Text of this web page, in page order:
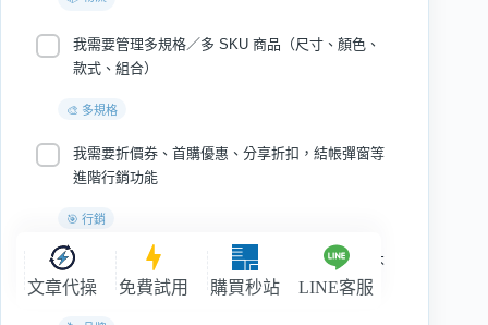
我需要管理多規格／多 SKU 商品（尺寸、顏色、
款式、組合）
我需要折價券、首購優惠、分享折扣，結帳彈窗等
進階行銷功能
我希望消費者結帳時全程停留在我的品牌網站，不
跳離到外部收款頁
文章代操 免費試用 購買秒站 LINE客服